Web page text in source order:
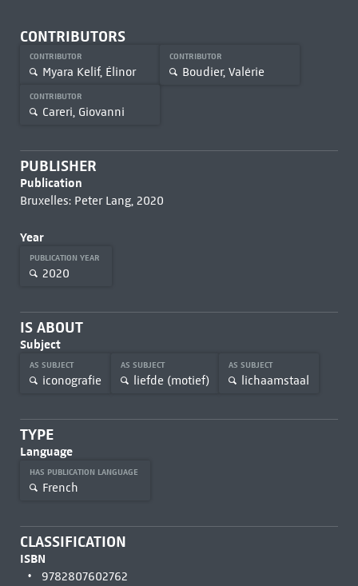
CONTRIBUTORS
CONTRIBUTOR
Myara Kelif, Élinor
CONTRIBUTOR
Boudier, Valérie
CONTRIBUTOR
Careri, Giovanni
PUBLISHER
Publication
Bruxelles: Peter Lang, 2020
Year
PUBLICATION YEAR
2020
IS ABOUT
Subject
AS SUBJECT
iconografie
AS SUBJECT
liefde (motief)
AS SUBJECT
lichaamstaal
TYPE
Language
HAS PUBLICATION LANGUAGE
French
CLASSIFICATION
ISBN
9782807602762